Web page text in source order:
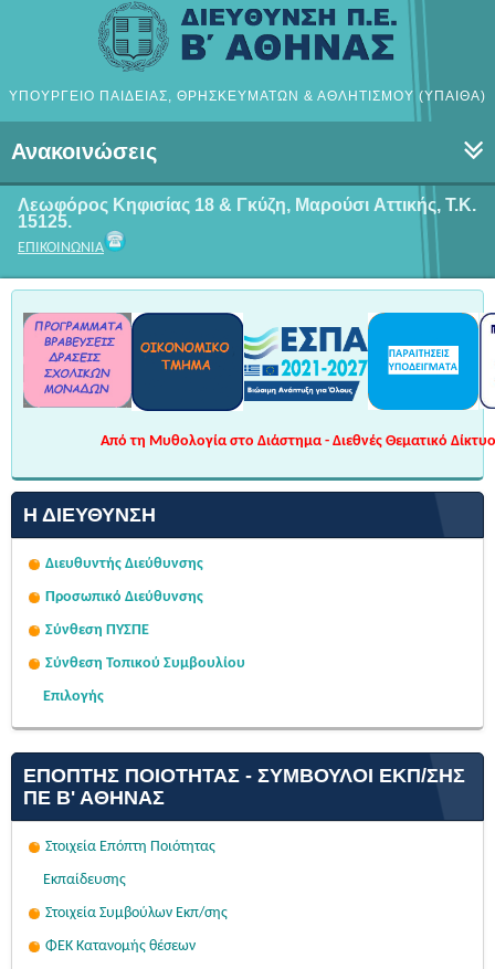
ΥΠΟΥΡΓΕΙΟ ΠΑΙΔΕΙΑΣ, ΘΡΗΣΚΕΥΜΑΤΩΝ & ΑΘΛΗΤΙΣΜΟΥ (ΥΠΑΙΘΑ)
Ανακοινώσεις
Λεωφόρος Κηφισίας 18 & Γκύζη, Μαρούσι Αττικής, Τ.Κ.
15125.
ΕΠΙΚΟΙΝΩΝΙΑ
Από τη Μυθολογία στο Διάστημα - Διεθνές Θεματικό
Η ΔΙΕΎΘΥΝΣΗ
Διευθυντής Διεύθυνσης
Προσωπικό Διεύθυνσης
Σύνθεση ΠΥΣΠΕ
Σύνθεση Τοπικού Συμβουλίου
Επιλογής
ΕΠΌΠΤΗΣ ΠΟΙΌΤΗΤΑΣ - ΣΎΜΒΟΥΛΟΙ ΕΚΠ/ΣΗΣ
ΠΕ Β' ΑΘΉΝΑΣ
Στοιχεία Επόπτη Ποιότητας
Εκπαίδευσης
Στοιχεία Συμβούλων Εκπ/σης
ΦΕΚ Κατανομής θέσεων